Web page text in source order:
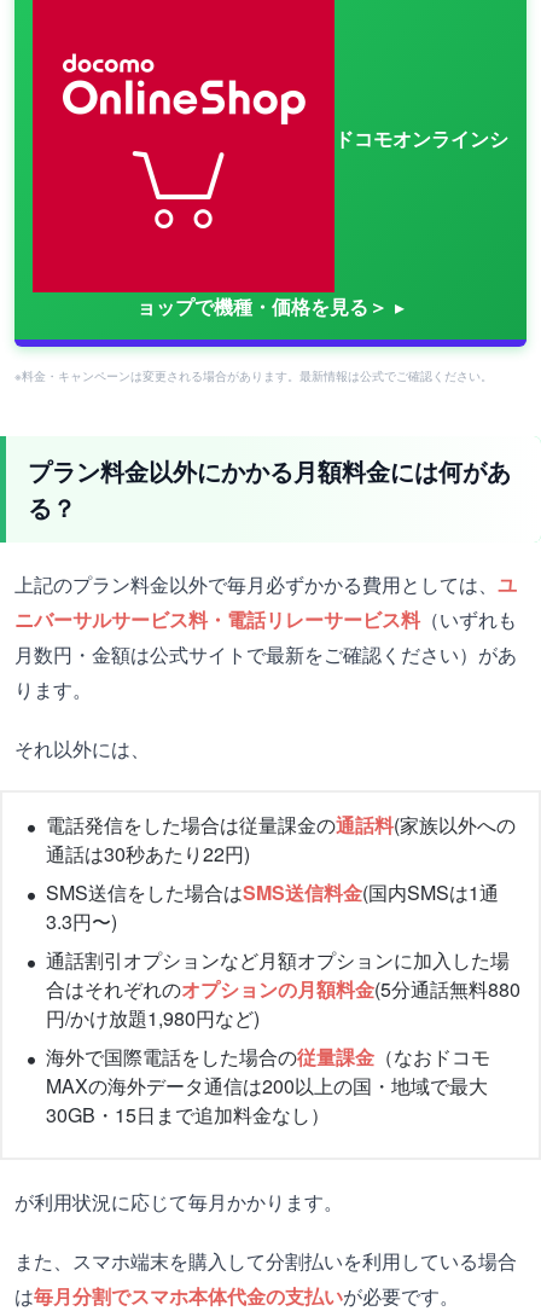
ドコモオンラインシ
ョップで機種・価格を見る＞
※料金・キャンペーンは変更される場合があります。最新情報は公式でご確認ください。
プラン料金以外にかかる月額料金には何があ
る？
上記のプラン料金以外で毎月必ずかかる費用としては、 ユ
ニバーサルサービス料・電話リレーサービス料 （いずれも
月数円・金額は公式サイトで最新をご確認ください）があ
ります。
それ以外には、
電話発信をした場合は従量課金の通話料(家族以外への
通話は30秒あたり22円)
SMS送信をした場合はSMS送信料金(国内SMSは1通
3.3円〜)
通話割引オプションなど月額オプションに加入した場
合はそれぞれのオプションの月額料金(5分通話無料880
円/かけ放題1,980円など)
海外で国際電話をした場合の従量課金 （なおドコモ
MAXの海外データ通信は200以上の国・地域で最大
30GB・15日まで追加料金なし）
が利用状況に応じて毎月かかります。
また、スマホ端末を購入して分割払いを利用している場合
は毎月分割でスマホ本体代金の支払いが必要です。